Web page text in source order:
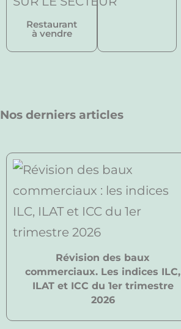
Restaurant
à vendre
Nos derniers articles
Révision des baux
commerciaux. Les indices ILC,
ILAT et ICC du 1er trimestre
2026